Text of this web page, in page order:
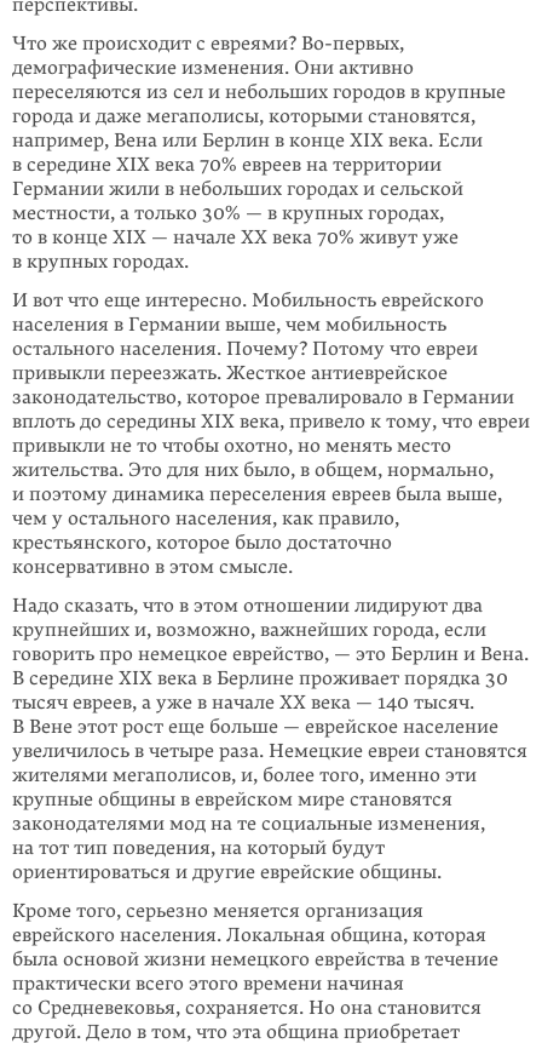
перспективы.
Что же происходит с евреями? Во-первых,
демографические изменения. Они активно
переселяются из сел и небольших городов в крупные
города и даже мегаполисы, которыми становятся,
например, Вена или Берлин в конце XIX века. Если
в середине XIX века 70% евреев на территории
Германии жили в небольших городах и сельской
местности, а только 30% — в крупных городах,
то в конце XIX — начале ХХ века 70% живут уже
в крупных городах.
И вот что еще интересно. Мобильность еврейского
населения в Германии выше, чем мобильность
остального населения. Почему? Потому что евреи
привыкли переезжать. Жесткое антиеврейское
законодательство, которое превалировало в Германии
вплоть до середины XIX века, привело к тому, что евреи
привыкли не то чтобы охотно, но менять место
жительства. Это для них было, в общем, нормально,
и поэтому динамика переселения евреев была выше,
чем у остального населения, как правило,
крестьянского, которое было достаточно
консервативно в этом смысле.
Надо сказать, что в этом отношении лидируют два
крупнейших и, возможно, важнейших города, если
говорить про немецкое еврейство, — это Берлин и Вена.
В середине XIX века в Берлине проживает порядка 30
тысяч евреев, а уже в начале ХХ века — 140 тысяч.
В Вене этот рост еще больше — еврейское население
увеличилось в четыре раза. Немецкие евреи становятся
жителями мегаполисов, и, более того, именно эти
крупные общины в еврейском мире становятся
законодателями мод на те социальные изменения,
на тот тип поведения, на который будут
ориентироваться и другие еврейские общины.
Кроме того, серьезно меняется организация
еврейского населения. Локальная община, которая
была основой жизни немецкого еврейства в течение
практически всего этого времени начиная
со Средневековья, сохраняется. Но она становится
другой. Дело в том, что эта община приобретает